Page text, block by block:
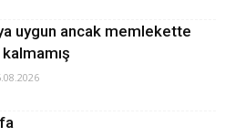
uygun ancak memlekette